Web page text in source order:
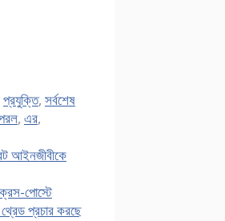
প্রযুক্তি, সর্বশেষ
, এর,
আইনজীবীকে
ক্রস-পোস্টে
থ্রেড প্রচার করছে